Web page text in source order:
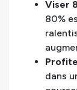
Viser
80%
dans